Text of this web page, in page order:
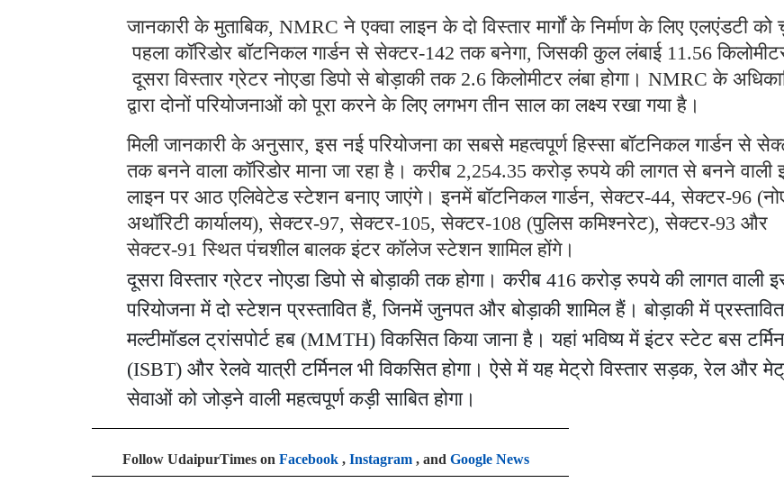
जानकारी के मुताबिक, NMRC ने एक्वा लाइन के दो विस्तार मार्गों के निर्माण के लिए एलएंडटी को
पहला कॉरिडोर बॉटनिकल गार्डन से सेक्टर-142 तक बनेगा, जिसकी कुल लंबाई 11.56 किलोमीटर
दूसरा विस्तार ग्रेटर नोएडा डिपो से बोड़ाकी तक 2.6 किलोमीटर लंबा होगा। NMRC के
द्वारा दोनों परियोजनाओं को पूरा करने के लिए लगभग तीन साल का लक्ष्य रखा गया है।
मिली जानकारी के अनुसार, इस नई परियोजना का सबसे महत्वपूर्ण हिस्सा बॉटनिकल गार्डन से
तक बनने वाला कॉरिडोर माना जा रहा है। करीब 2,254.35 करोड़ रुपये की लागत से बनने वाली
लाइन पर आठ एलिवेटेड स्टेशन बनाए जाएंगे। इनमें बॉटनिकल गार्डन, सेक्टर-44, सेक्टर-96
अथॉरिटी कार्यालय), सेक्टर-97, सेक्टर-105, सेक्टर-108 (पुलिस कमिश्नरेट), सेक्टर-93 और
सेक्टर-91 स्थित पंचशील बालक इंटर कॉलेज स्टेशन शामिल होंगे।
दूसरा विस्तार ग्रेटर नोएडा डिपो से बोड़ाकी तक होगा। करीब 416 करोड़ रुपये की लागत वाली
परियोजना में दो स्टेशन प्रस्तावित हैं, जिनमें जुनपत और बोड़ाकी शामिल हैं। बोड़ाकी में प्रस्तावित
मल्टीमॉडल ट्रांसपोर्ट हब (MMTH) विकसित किया जाना है। यहां भविष्य में इंटर स्टेट बस
(ISBT) और रेलवे यात्री टर्मिनल भी विकसित होगा। ऐसे में यह मेट्रो विस्तार सड़क, रेल और
सेवाओं को जोड़ने वाली महत्वपूर्ण कड़ी साबित होगा।
Follow UdaipurTimes on Facebook , Instagram , and Google News